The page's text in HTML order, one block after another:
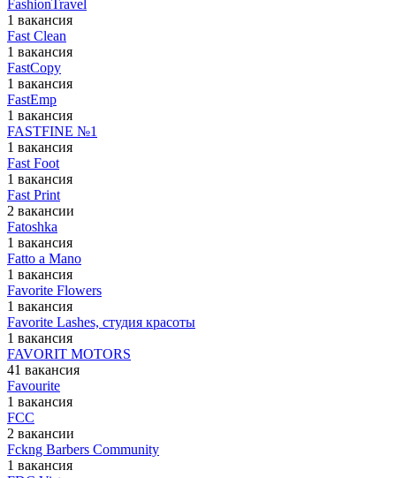
FashionTravel
1 вакансия
Fast Clean
1 вакансия
FastCopy
1 вакансия
FastEmp
1 вакансия
FASTFINE №1
1 вакансия
Fast Foot
1 вакансия
Fast Print
2 вакансии
Fatoshka
1 вакансия
Fatto a Mano
1 вакансия
Favorite Flowers
1 вакансия
Favorite Lashes, студия красоты
1 вакансия
FAVORIT MOTORS
41 вакансия
Favourite
1 вакансия
FCC
2 вакансии
Fckng Barbers Community
1 вакансия